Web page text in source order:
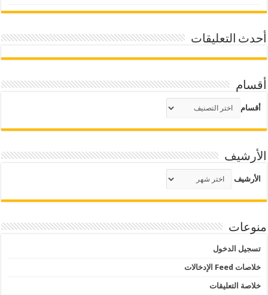
أحدث التعليقات
أقسام
أقسام
الأرشيف
الأرشيف
منوعات
تسجيل الدخول
خلاصات Feed الإدخالات
خلاصة التعليقات